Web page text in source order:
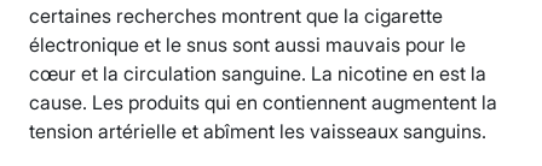
certaines recherches montrent que la cigarette
électronique et le snus sont aussi mauvais pour le
cœur et la circulation sanguine. La nicotine en est la
cause. Les produits qui en contiennent augmentent la
tension artérielle et abîment les vaisseaux sanguins.